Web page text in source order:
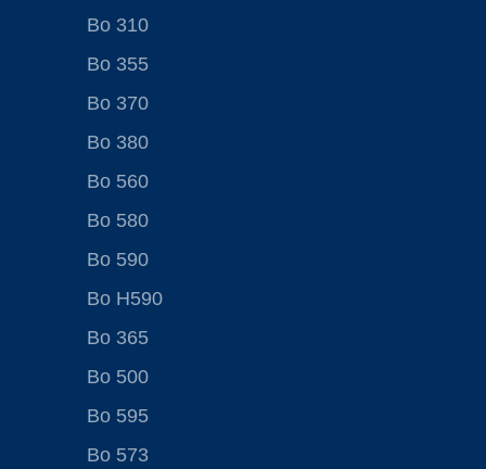
Bo 310
Bo 355
Bo 370
Bo 380
Bo 560
Bo 580
Bo 590
Bo H590
Bo 365
Bo 500
Bo 595
Bo 573